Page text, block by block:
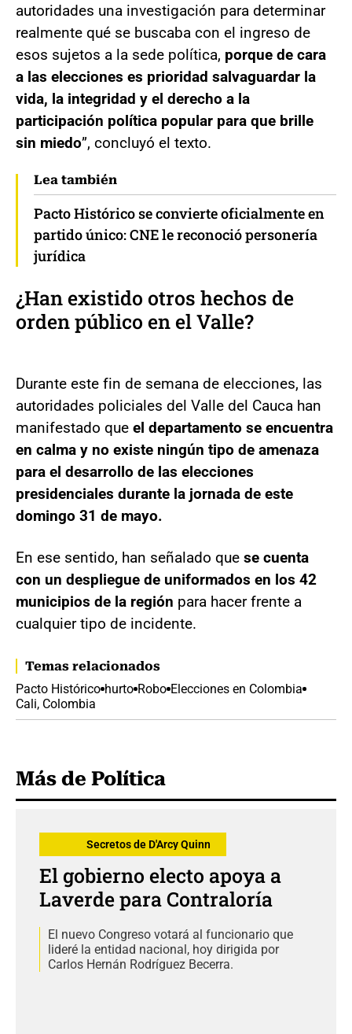
autoridades una investigación para determinar
realmente qué se buscaba con el ingreso de
esos sujetos a la sede política, porque de cara
a las elecciones es prioridad salvaguardar la
vida, la integridad y el derecho a la
participación política popular para que brille
sin miedo”, concluyó el texto.
Lea también
Pacto Histórico se convierte oficialmente en
partido único: CNE le reconoció personería
jurídica
¿Han existido otros hechos de
orden público en el Valle?
Durante este fin de semana de elecciones, las
autoridades policiales del Valle del Cauca han
manifestado que el departamento se encuentra
en calma y no existe ningún tipo de amenaza
para el desarrollo de las elecciones
presidenciales durante la jornada de este
domingo 31 de mayo.
En ese sentido, han señalado que se cuenta
con un despliegue de uniformados en los 42
municipios de la región para hacer frente a
cualquier tipo de incidente.
Temas relacionados
Pacto Histórico hurto Robo Elecciones en Colombia
Cali, Colombia
Más de Política
Secretos de D'Arcy Quinn
El gobierno electo apoya a
Laverde para Contraloría
El nuevo Congreso votará al funcionario que
lideré la entidad nacional, hoy dirigida por
Carlos Hernán Rodríguez Becerra.